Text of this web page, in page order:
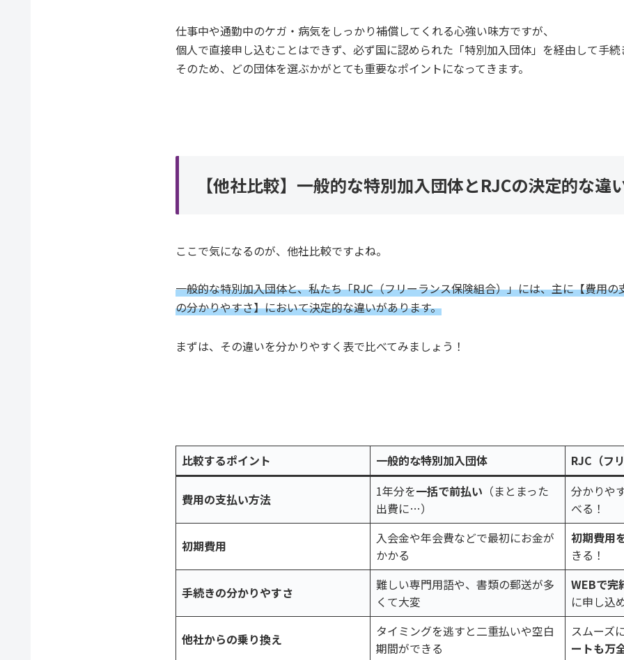
仕事中や通勤中のケガ・病気をしっかり補償してくれる心強い味方ですが、
個人で直接申し込むことはできず、必ず国に認められた「特別加入団体」を経由して手
そのため、どの団体を選ぶかがとても重要なポイントになってきます。
【他社比較】一般的な特別加入団体とRJCの決定的な違
ここで気になるのが、他社比較ですよね。
一般的な特別加入団体と、私たち「RJC（フリーランス保険組合）」には、主に【費用
の分かりやすさ】において決定的な違いがあります。
まずは、その違いを分かりやすく表で比べてみましょう！
比較するポイント 一般的な特別加入団体 RJC（フ
費用の支払い方法 1年分を一括で前払い （まとまった
出費に…）
分かりや
べる！
初期費用
入会金や年会費などで最初にお金が
かかる
初期費用
きる！
手続きの分かりやすさ
難しい専門用語や、書類の郵送が多
くて大変
WEBで完
に申し込
他社からの乗り換え
タイミングを逃すと二重払いや空白
期間ができる
スムーズ
ートも万